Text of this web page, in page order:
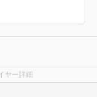
ヤー詳細